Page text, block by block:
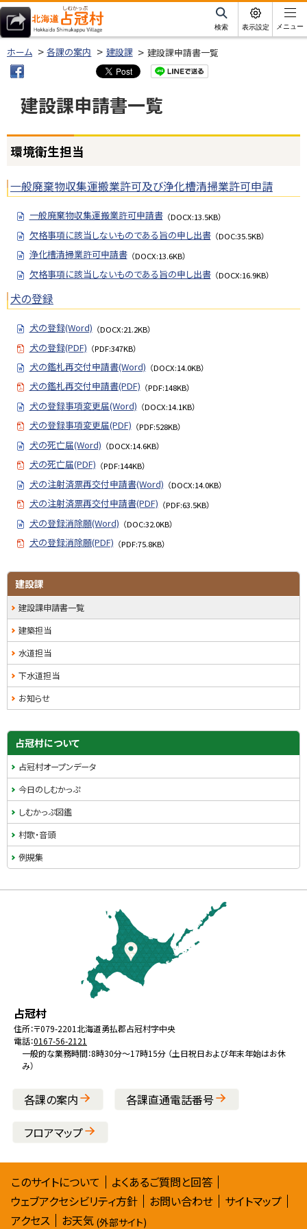
本
文
へ北海道占冠村
サ
イ
内
検索 表示設定 メニュー
ホーム 各課の案内 建設課 建設課申請書一覧
建設課申請書一覧
ページ内目次
環
衛
生
ッ
に
環境衛生担当
一般廃棄物収集運搬業許可及び浄化槽清掃業許可申請
一般廃棄物収集運搬業許可申請書 （DOCX:13.5KB）
欠格事項に該当しないものである旨の申し出書 （DOC:35.5KB）
浄化槽清掃業許可申請書 （DOCX:13.6KB）
欠格事項に該当しないものである旨の申し出書 （DOCX:16.9KB）
犬の登録
犬の登録(Word) （DOCX:21.2KB）
犬の登録(PDF) （PDF:347KB）
犬の鑑札再交付申請書(Word) （DOCX:14.0KB）
犬の鑑札再交付申請書(PDF) （PDF:148KB）
犬の登録事項変更届(Word) （DOCX:14.1KB）
犬の登録事項変更届(PDF) （PDF:528KB）
犬の死亡届(Word) （DOCX:14.6KB）
犬の死亡届(PDF) （PDF:144KB）
犬の注射済票再交付申請書(Word) （DOCX:14.0KB）
犬の注射済票再交付申請書(PDF) （PDF:63.5KB）
犬の登録消除願(Word) （DOC:32.0KB）
犬の登録消除願(PDF) （PDF:75.8KB）
ト
ッ
プ
に
戻
る
サ
イ
ド
・
メ
ニ
ー
建設課
建設課申請書一覧
建築担当
水道担当
下水道担当
お知らせ
占冠村について
占冠村オープンデータ
今日のしむかっぷ
しむかっぷ図鑑
村歌・音頭
例規集
北
海
道
占冠村役
場
住所：〒079-2201北海道勇払郡占冠村字中央
電話：0167-56-2121
一般的な業務時間：8時30分～17時15分 （土日祝日および年末年始はお休
み）
各課の案内 各課直通電話番号
フロアマップ
サ
イ
このサイトについて
よくあるご質問と回答
ウェブアクセシビリティ方針
お問い合わせ
サイトマップ
アクセス
お天気 (外部サイト)